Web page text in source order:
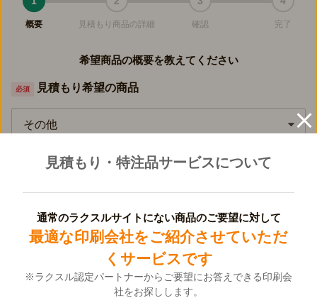
概要 見積もり商品の詳細 確認 完了
見積もり・特注品サービスについて
通常のラクスルサイトにない商品のご要望に対して
最適な印刷会社をご紹介させていただ
くサービスです
※ラクスル認定パートナーからご要望にお答えできる印刷会
社をお探しします。
希望商品の概要を教えてください
必須 見積もり希望の商品
その他
見積もり希望商品の数